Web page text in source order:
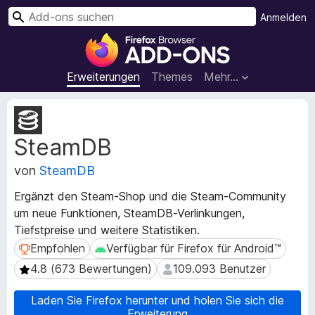
A
d
d
-
r
d
e
n
F
i
r
e
Erweiterungen Themes Mehr…
Anmelden
S
SteamDB
von SteamDB
Ergänzt den Steam-Shop und die Steam-Community
um neue Funktionen, SteamDB-Verlinkungen,
Tiefstpreise und weitere Statistiken.
Empfohlen
Empfohlen Verfügbar für Firefox für Android™
Verfügbar für Firefox für Android™
4.8 (673 Bewertungen)
4.8 (673 Bewertungen) 109.093 Benutzer
109.093 Benutzer
Laden Sie Firefox herunter und holen Sie sich die
M
e
t
a
d
t
e
n
z
u
r
E